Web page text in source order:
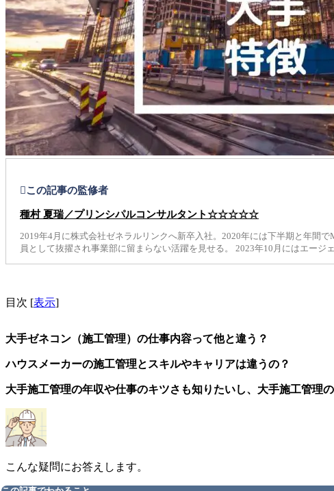
この記事の監修者
種村 夏瑞／プリンシパルコンサルタント☆☆☆☆☆
2019年4月に株式会社ゼネラルリンクへ新卒入社。2020年には下半期と年間
員として抜擢され事業部に留まらない活躍を見せる。 2023年10月にはエー
目次 [表示]
大手ゼネコン（施工管理）の仕事内容って他と違う？
ハウスメーカーの施工管理とスキルやキャリアは違うの？
大手施工管理の年収や仕事のキツさも知りたいし、大手施工管理
こんな疑問にお答えします。